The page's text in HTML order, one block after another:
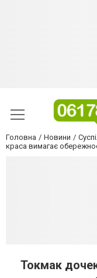
Головна Новини
краса вимагає
Токмак